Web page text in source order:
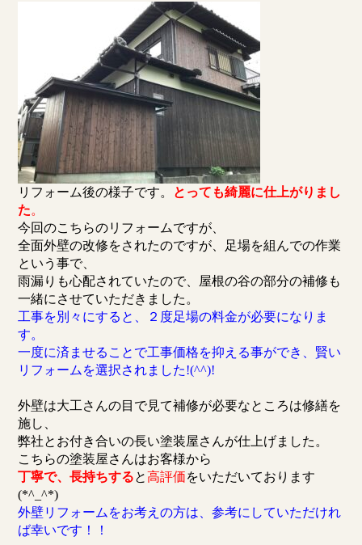
リフォーム後の様子です。 とっても綺麗に仕上がりまし
た。
今回のこちらのリフォームですが、
全面外壁の改修をされたのですが、足場を組んでの作業
という事で、
雨漏りも心配されていたので、屋根の谷の部分の補修も
一緒にさせていただきました。
工事を別々にすると、２度足場の料金が必要になりま
す。
一度に済ませることで工事価格を抑える事ができ、賢い
リフォームを選択されました!(^^)!
外壁は大工さんの目で見て補修が必要なところは修繕を
施し、
弊社とお付き合いの長い塗装屋さんが仕上げました。
こちらの塗装屋さんはお客様から
丁寧で、長持ちすると高評価をいただいております
(*^_^*)
外壁リフォームをお考えの方は、参考にしていただけれ
ば幸いです！！